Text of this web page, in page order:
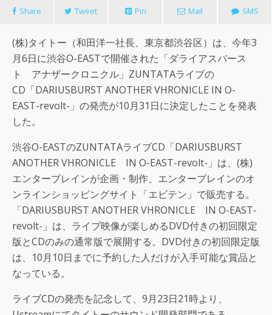
Share Tweet Pin Mail SMS
(株)タイトー（和田洋一社長、東京都渋谷区）は、今年3
月6日に渋谷O-EASTで開催された「ダライアスバース
ト アナザークロニクル」ZUNTATAライブの
CD「DARIUSBURST ANOTHER VHRONICLE IN O-
EAST-revolt-」の発売が10月31日に決定したことを発表
した。
渋谷O-EASTのZUNTATAライブCD「DARIUSBURST
ANOTHER VHRONICLE IN O-EAST-revolt-」は、(株)
エンターブレインが企画・制作、エンターブレインのオ
ンラインショッピングサイト「エビテン」で販売する。
「DARIUSBURST ANOTHER VHRONICLE IN O-EAST-
revolt-」は、ライブ映像が楽しめるDVD付きの初回限定
版とCDのみの通常版で展開する。DVD付きの初回限定版
は、10月10日までに予約した人だけが入手可能な賞品と
なっている。
ライブCDの発売を記念して、9月23日21時より、